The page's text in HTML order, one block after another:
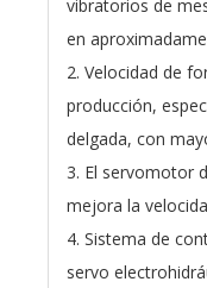
vibratorios de
en
2. Velocidad de
producción,
delgada, con
3. El servomotor
mejora la
4. Sistema de
servo